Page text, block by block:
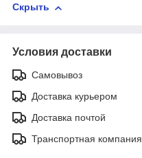
Скрыть
Условия доставки
Самовывоз
Доставка курьером
Доставка почтой
Транспортная компания